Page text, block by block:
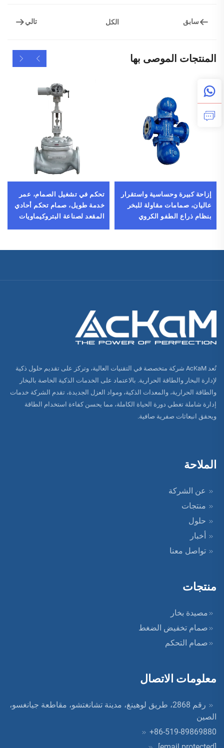
سابق الكل تالي
المنتجات الموصى بها
إزاحة كبيرة وحساسية واستقرار
عاليان، صمامات مقاولة للبخر
بنظام ذراع الطفو الكروي
تحكم في تشغيل الصمام، عمر
خدمة طويل، صمام تحكم أحادي
المقعد لصناعة البتروكيماويات
تُعد AcKaM شركة متخصصة في التقنيات العالية، وتركز على تقديم حلول ذكية
لإدارة البخار والطاقة الحرارية. بالاعتماد على الخدمات الذكية الخاصة بالبخار
والطاقة الحرارية، والمعدات الذكية، ومواد العزل الجديدة، تقدم الشركة خدمات
إدارة شاملة تغطي دورة الحياة الكاملة، مما يحسن كفاءة استخدام الطاقة
ويحقق انبعاثات صفرية صافية.
الملاحة
عن الشركة
منتجات
حلول
أخبار
تواصل معنا
منتجات
مصيدة بخار
صمام تخفيض الضغط
صمام التحكم
معلومات الاتصال
رقم 2868، طريق لوهينغ، مدينة تشانغتشو، مقاطعة جيانغسو،
الصين
+86-519-89869880